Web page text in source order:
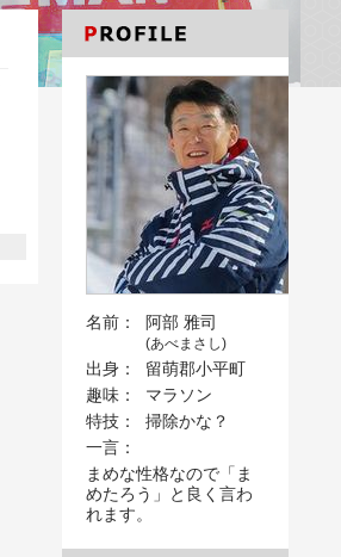
名前： 阿部 雅司
(あべまさし)
出身：
留萌郡小平町
趣味：
マラソン
特技：
掃除かな？
一言：
まめな性格なので「ま
めたろう」と良く言わ
れます。